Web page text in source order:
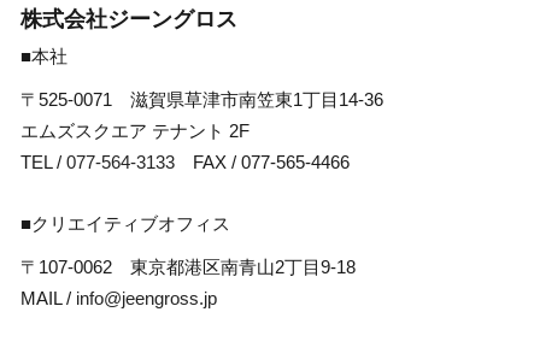
株式会社ジーングロス
■本社
〒525-0071 滋賀県草津市南笠東1丁目14-36
エムズスクエア テナント 2F
TEL / 077-564-3133 FAX / 077-565-4466
■クリエイティブオフィス
〒107-0062 東京都港区南青山2丁目9-18
MAIL / info@jeengross.jp